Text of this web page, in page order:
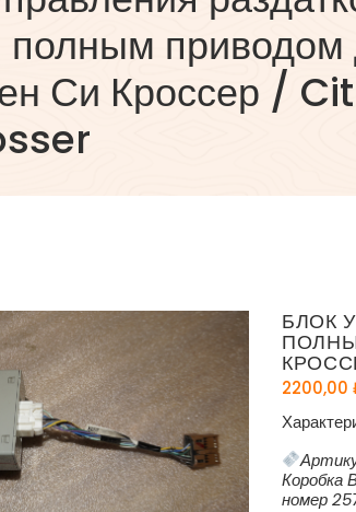
приводом
Си Кроссер /
БЛОК
2200,00
Коробка
номер